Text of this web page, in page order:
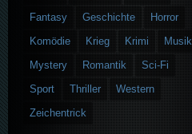
Fantasy
Geschichte
Horror
Komödie
Krieg Krimi
Musik
Mystery
Romantik
Sci-Fi
Sport
Thriller
Western
Zeichentrick